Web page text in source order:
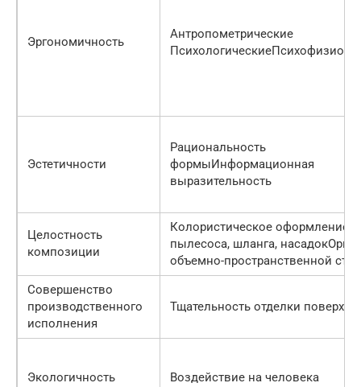
Эргономичность
Антропометрические
Эстетичности
Рациональность
формыИнформационная
выразительность
Целостность
композиции
Колористическое оформление
пылесоса, шланга,
объемно-пространственной
Совершенство
производственного
исполнения
Тщательность отделки
Экологичность Воздействие на человека